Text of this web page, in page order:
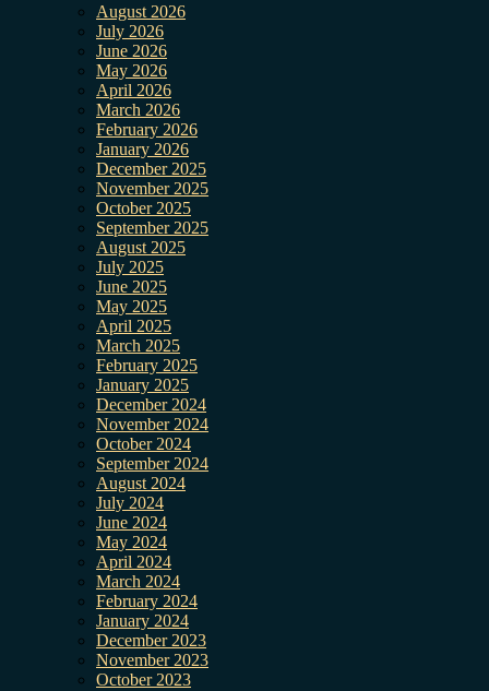
August 2026
July 2026
June 2026
May 2026
April 2026
March 2026
February 2026
January 2026
December 2025
November 2025
October 2025
September 2025
August 2025
July 2025
June 2025
May 2025
April 2025
March 2025
February 2025
January 2025
December 2024
November 2024
October 2024
September 2024
August 2024
July 2024
June 2024
May 2024
April 2024
March 2024
February 2024
January 2024
December 2023
November 2023
October 2023